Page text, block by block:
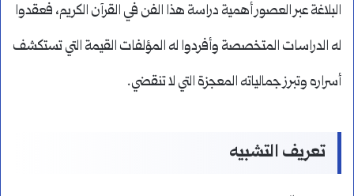
البلاغة عبر العصور أهمية دراسة هذا الفن في القرآن الكريم، فعقدوا
له الدراسات المتخصصة وأفردوا له المؤلفات القيمة التي تستكشف
أسراره وتبرز جمالياته المعجزة التي لا تنقضي.
تعريف التشبيه